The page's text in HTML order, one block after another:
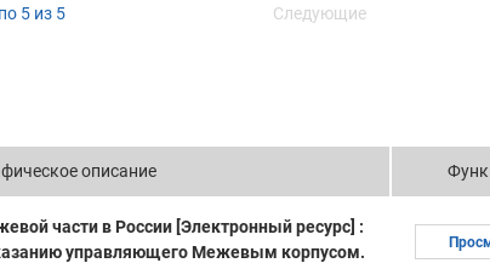
5 из 5 Следующие
описание
части в России [Электронный ресурс] :
управляющего Межевым корпусом.